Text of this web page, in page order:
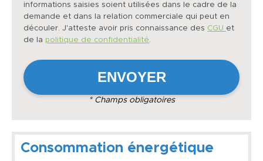
informations saisies soient utilisées dans le cadre de la
demande et dans la relation commerciale qui peut en
découler. J'atteste avoir pris connaissance des CGU et
de la politique de confidentialité.
* Champs obligatoires
Consommation énergétique